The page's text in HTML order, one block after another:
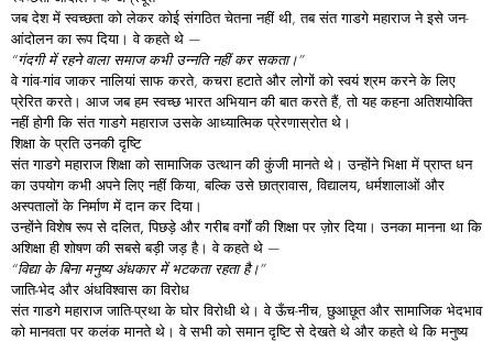
जब देश में स्वच्छता को लेकर कोई संगठित चेतना नहीं थी, तब संत गाडगे महाराज ने इसे जन-
आंदोलन का रूप दिया। वे कहते थे —
“गंदगीमेंरहनेवालासमाजकभीउन्नतिनहींकरसकता।”
वे गांव-गांव जाकर नालियां साफ करते, कचरा हटाते और लोगों को स्वयं श्रम करने के लिए
प्रेरित करते। आज जब हमस्वच्छभारतअभियानकी बात करते हैं, तो यह कहना अतिशयोक्ति
नहीं होगी कि संत गाडगे महाराज उसके आध्यात्मिक प्रेरणास्रोत थे।
शिक्षाकेप्रतिउनकीदृष्टि
संत गाडगे महाराज शिक्षा को सामाजिक उत्थान की कुंजी मानते थे। उन्होंने भिक्षा में प्राप्त धन
का उपयोग कभी अपने लिए नहीं किया, बल्कि उसेछात्रावास,विद्यालय, धर्मशालाओं और
अस्पतालोंके निर्माण में दान कर दिया।
उन्होंने विशेष रूप सेदलित,पिछड़े औरगरीबवर्गोंकीशिक्षापर ज़ोर दिया। उनका मानना था कि
अशिक्षा ही शोषण की सबसे बड़ी जड़ है। वे कहते थे —
“विद्याकेबिनामनुष्यअंधकारमेंभटकतारहताहै।”
जाति-भेद और अंधविश्वासकाविरोध
संत गाडगे महाराज जाति-प्रथा के घोर विरोधी थे। वे ऊँच-नीच, छुआछूत और सामाजिक भेदभाव
को मानवता पर कलंक मानते थे। वे सभी को समान दृष्टि से देखते थे और कहते थे किमनुष्य